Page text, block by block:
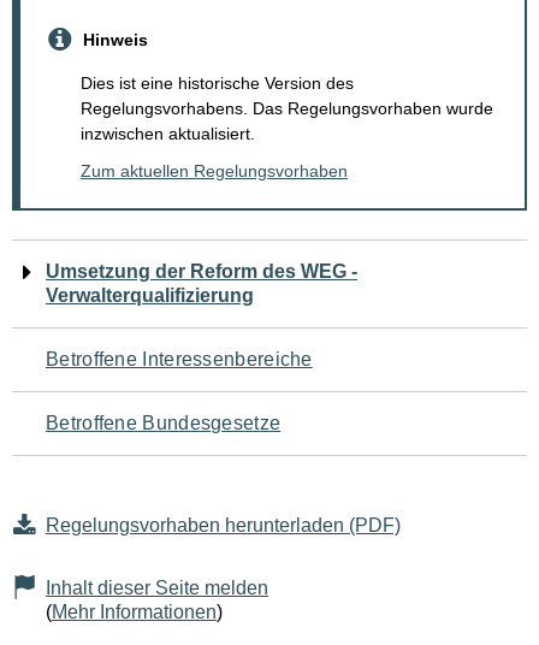
Hinweis
Dies ist eine historische Version des
Regelungsvorhabens. Das Regelungsvorhaben wurde
inzwischen aktualisiert.
Zum aktuellen Regelungsvorhaben
Navigation
für
den
Seiteninhalt
Umsetzung der Reform des WEG -
Verwalterqualifizierung
Betroffene Interessenbereiche
Betroffene Bundesgesetze
Regelungsvorhaben herunterladen (PDF)
Inhalt dieser Seite melden
(Mehr Informationen)